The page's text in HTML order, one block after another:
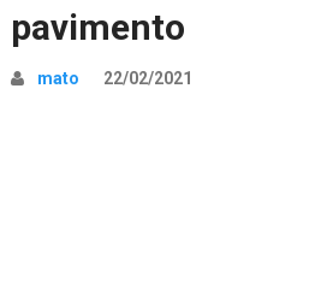
pavimento
mato 22/02/2021